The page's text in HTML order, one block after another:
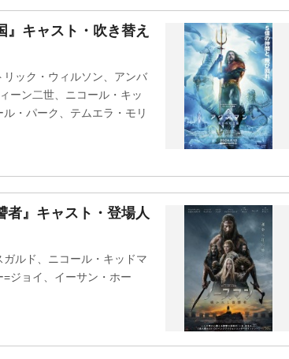
キャスト・吹き替え
ック・ウィルソン、アンバ
ーン二世、ニコール・キッ
・パーク、テムエラ・モリ
者』キャスト・登場人
ルド、ニコール・キッドマ
ジョイ、イーサン・ホー